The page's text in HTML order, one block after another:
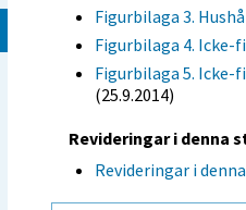
Figurbilaga 3.
Figurbilaga 4.
Figurbilaga 5.
(25.9.2014)
Revideringar i denna
Revideringar i